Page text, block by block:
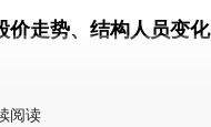
价走势、结构人员变化
阅读